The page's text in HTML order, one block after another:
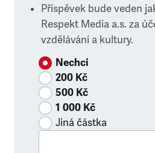
Příspěvek bude veden
Respekt Media a.s. za
vzdělávání a kultury.
Nechci
200 Kč
500 Kč
1 000 Kč
Jiná částka